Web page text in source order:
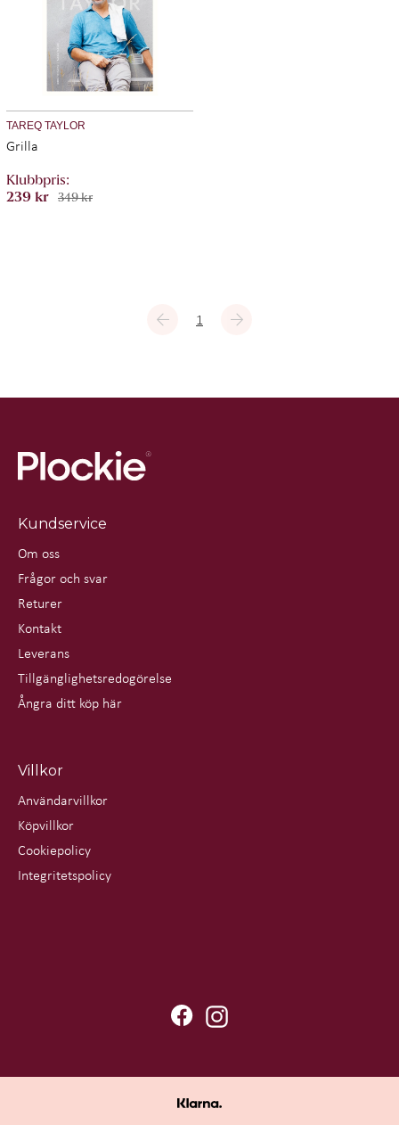
Grilla
TAREQ TAYLOR
239 kr 349 kr
1
Kundservice
Om oss
Frågor och svar
Returer
Kontakt
Leverans
Tillgänglighetsredogörelse
Ångra ditt köp här
Villkor
Användarvillkor
Köpvillkor
Cookiepolicy
Integritetspolicy